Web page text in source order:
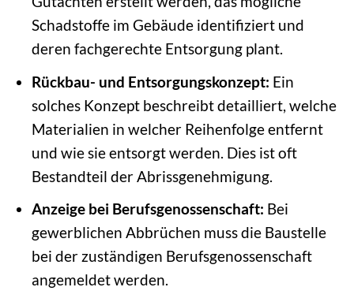
Schadstoffe im Gebäude identifiziert und
deren fachgerechte Entsorgung plant.
Rückbau- und Entsorgungskonzept: Ein
solches Konzept beschreibt detailliert, welche
Materialien in welcher Reihenfolge entfernt
und wie sie entsorgt werden. Dies ist oft
Bestandteil der Abrissgenehmigung.
Anzeige bei Berufsgenossenschaft: Bei
gewerblichen Abbrüchen muss die Baustelle
bei der zuständigen Berufsgenossenschaft
angemeldet werden.